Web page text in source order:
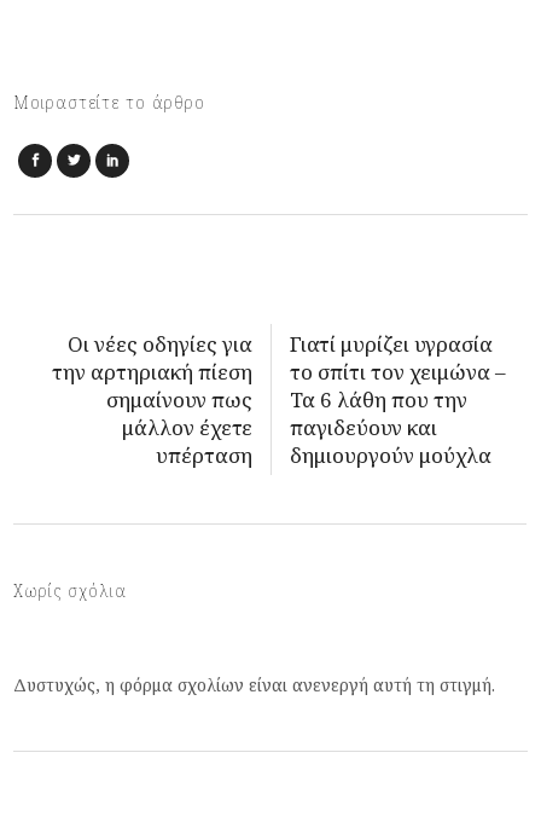
Μοιραστείτε το άρθρο
Οι νέες οδηγίες για
την αρτηριακή πίεση
σημαίνουν πως
μάλλον έχετε
υπέρταση
Γιατί μυρίζει υγρασία
το σπίτι τον χειμώνα –
Τα 6 λάθη που την
παγιδεύουν και
δημιουργούν μούχλα
Χωρίς σχόλια
Δυστυχώς, η φόρμα σχολίων είναι ανενεργή αυτή τη στιγμή.